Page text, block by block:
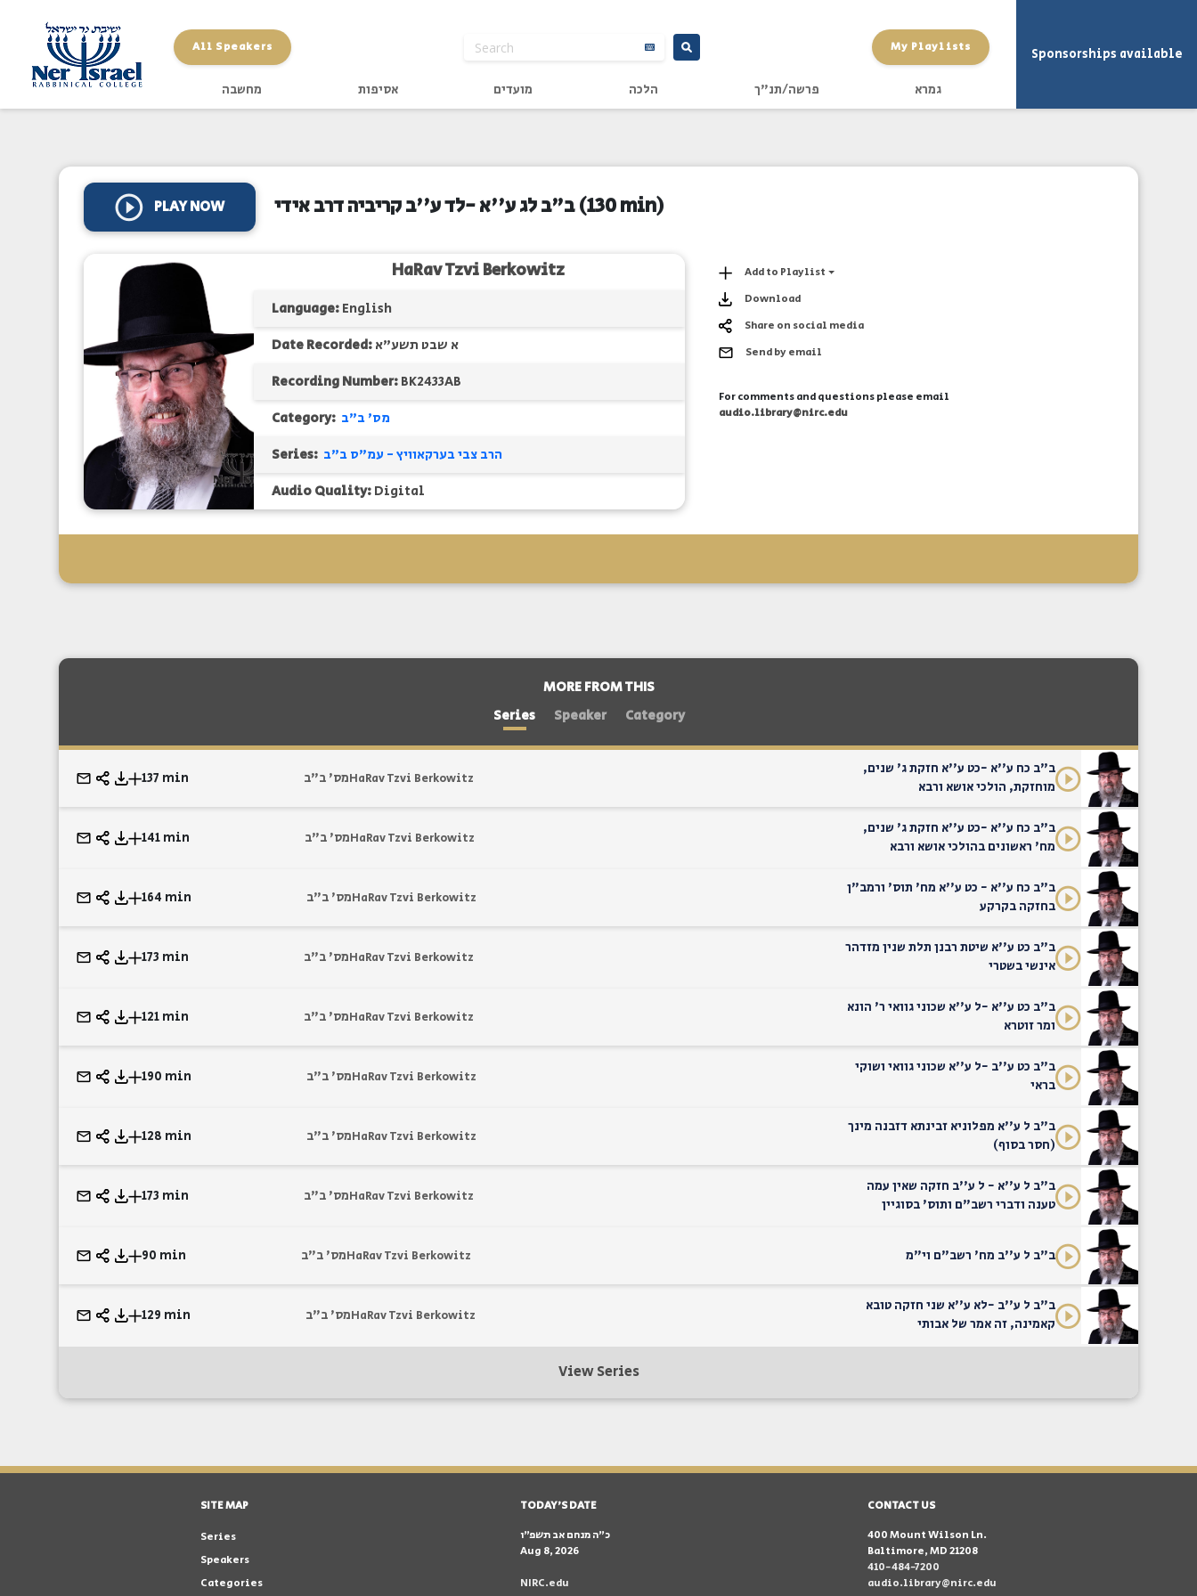
All Speakers My Playlists
גמרא פרשה/תנ"ך הלכה מועדים אסיפות מחשבה
Sponsorships available
PLAY NOW ב"ב לג ע''א -לד ע''ב קריביה דרב אידי(130 min)
HaRav Tzvi Berkowitz
Language:English
Date Recorded:א שבט תשע"א
Recording Number:BK2433AB
Category: מס' ב"ב
Series: הרב צבי בערקאוויץ - עמ"ס ב"ב
Audio Quality:Digital
Add to Playlist
Download
Share on social media
Send by email
For comments and questions please email
audio.library@nirc.edu
MORE FROM THIS
Series
Speaker Category
ב"ב כח ע''א -כט ע''א חזקת ג' שנים,
מוחזקת, הולכי אושא ורבא
HaRav Tzvi Berkowitzמס' ב"ב 137 min
ב"ב כח ע''א -כט ע''א חזקת ג' שנים,
מח' ראשונים בהולכי אושא ורבא
HaRav Tzvi Berkowitzמס' ב"ב 141 min
ב"ב כח ע''א - כט ע''א מח' תוס' ורמב"ן
בחזקה בקרקע
HaRav Tzvi Berkowitzמס' ב"ב 164 min
ב"ב כט ע''א שיטת רבנן תלת שנין מזדהר
אינשי בשטרי
HaRav Tzvi Berkowitzמס' ב"ב 173 min
ב"ב כט ע''א -ל ע''א שכוני גוואי ר' הונא
ומר זוטרא
HaRav Tzvi Berkowitzמס' ב"ב 121 min
ב"ב כט ע''ב -ל ע''א שכוני גוואי ושוקי
בראי
HaRav Tzvi Berkowitzמס' ב"ב 190 min
ב"ב ל ע''א מפלוניא זבינתא דזבנה מינך
(חסר בסוף)
HaRav Tzvi Berkowitzמס' ב"ב 128 min
ב"ב ל ע''א - ל ע''ב חזקה שאין עמה
טענה ודברי רשב"ם ותוס' בסוגיין
HaRav Tzvi Berkowitzמס' ב"ב 173 min
ב"ב ל ע''ב מח' רשב"ם וי"מ HaRav Tzvi Berkowitzמס' ב"ב 90 min
ב"ב ל ע''ב -לא ע''א שני חזקה טובא
קאמינה, זה אמר של אבותי
HaRav Tzvi Berkowitzמס' ב"ב 129 min
View Series
SITE MAP
Series
Speakers
Categories
TODAY'S DATE
כ״ה מנחם אב תשפ״ו
Aug 8, 2026
NIRC.edu
CONTACT US
400 Mount Wilson Ln.
Baltimore, MD 21208
410-484-7200
audio.library@nirc.edu